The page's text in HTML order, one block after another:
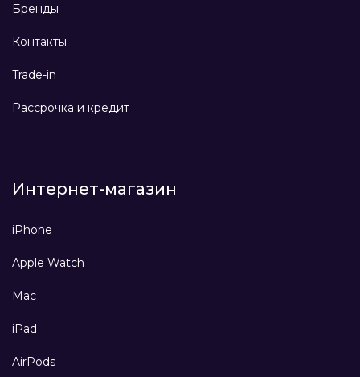
Бренды
Контакты
Trade-in
Рассрочка и кредит
Интернет-магазин
iPhone
Apple Watch
Mac
iPad
AirPods